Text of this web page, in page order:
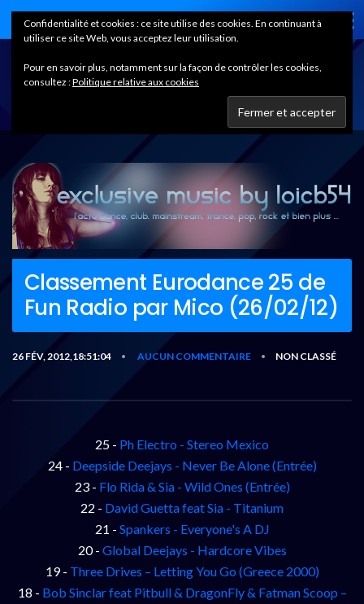
Home
Classement Eurodance 25 de
Fun Radio par Mico (26/02/12)
26 FÉV, 2012,18:51:04 • AUCUN COMMENTAIRE • NON CLASSÉ
25 - Ph Electro - Stereo Mexico
24 - Deepside Deejays - Never Be Alone (Entrée)
23 - Flo Rida & Sia - Wild Ones (Entrée)
22 - David Guetta feat Sia - Titanium
21 - Spankers - Everyone's A DJ
20 - Global Deejays - Hardcore Vibes
19 - Three Drives – Letting You Go (Greece 2000)
18 - Bob Sinclar feat Pitbull & DragonFly & Fatman Scoop –
Confidentialité et cookies : ce site utilise des cookies. En continuant à
utiliser ce site Web, vous acceptez leur utilisation.
Pour en savoir plus, notamment sur la façon de contrôler les cookies,
consultez :Politique relative aux cookies